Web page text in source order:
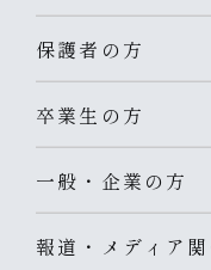
保護者の方
卒業生の方
一般・企業の方
報道・メディア